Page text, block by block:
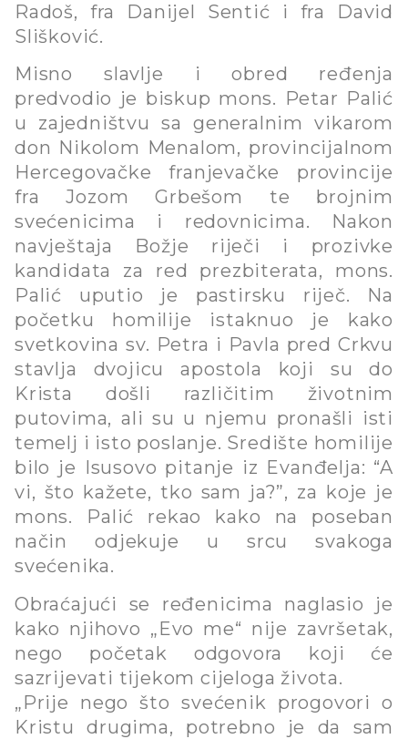
Radoš, fra Danijel Sentić i fra David
Slišković.
Misno slavlje i obred ređenja
predvodio je biskup mons. Petar Palić
u zajedništvu sa generalnim vikarom
don Nikolom Menalom, provincijalnom
Hercegovačke franjevačke provincije
fra Jozom Grbešom te brojnim
svećenicima i redovnicima. Nakon
navještaja Božje riječi i prozivke
kandidata za red prezbiterata, mons.
Palić uputio je pastirsku riječ. Na
početku homilije istaknuo je kako
svetkovina sv. Petra i Pavla pred Crkvu
stavlja dvojicu apostola koji su do
Krista došli različitim životnim
putovima, ali su u njemu pronašli isti
temelj i isto poslanje. Središte homilije
bilo je Isusovo pitanje iz Evanđelja: “A
vi, što kažete, tko sam ja?”, za koje je
mons. Palić rekao kako na poseban
način odjekuje u srcu svakoga
svećenika.
Obraćajući se ređenicima naglasio je
kako njihovo „Evo me“ nije završetak,
nego početak odgovora koji će
sazrijevati tijekom cijeloga života.
„Prije nego što svećenik progovori o
Kristu drugima, potrebno je da sam